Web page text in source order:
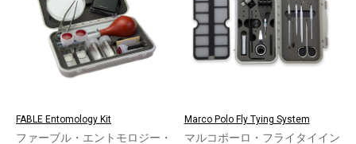
FABLE Entomology Kit
ファーブル・エントモロジー・
Marco Polo Fly Tying System
マルコポーロ・フライタイイン